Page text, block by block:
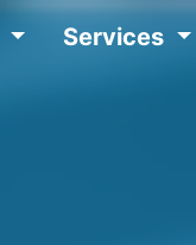
Services